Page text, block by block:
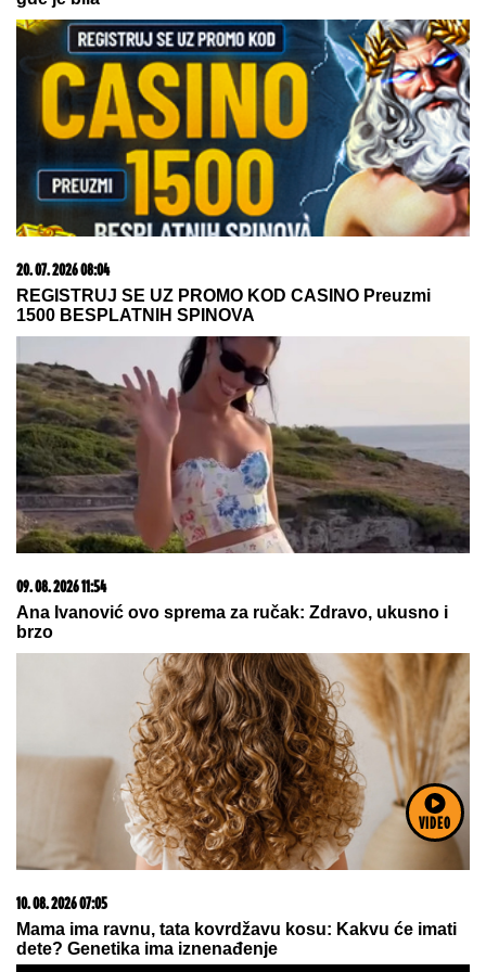
VIDEO
23. 07. 2026 12:47
Letnje večeri u gradu više nisu rezervisane za vikend:
Zašto sve više ljudi bira večeru koja se spontano
pretvori u druženje
09. 08. 2026 13:15
U 5 ZNAKOVA SE RAĐAJU NAJDAROVITIJI LJUDI:
Poseduju brojne talente
Oglasio se Sloba Radanović nakon što je Ana Nikolić
zapretila njegovoj supruzi! Pevač ostao u šoku: BIO
SAM BESAN, JELENA NE ZASLUŽUJE TAKVE REČI
10. 08. 2026 07:58
Петиција против Михаела Мартенса после